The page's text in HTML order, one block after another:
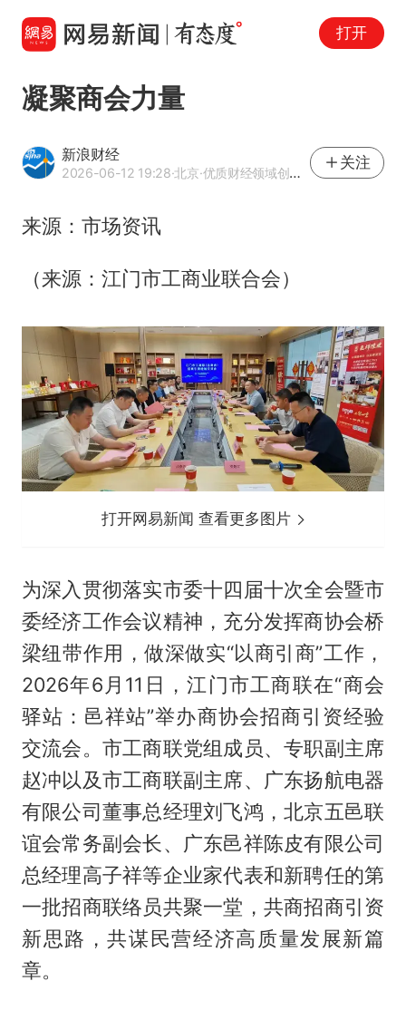
打开
凝聚商会力量
新浪财经
2026-06-12 19:28·北京·优质财经领域创作者
关注
来源：市场资讯
（来源：江门市工商业联合会）
打开网易新闻 查看更多图片
为深入贯彻落实市委十四届十次全会暨市
委经济工作会议精神，充分发挥商协会桥
梁纽带作用，做深做实“以商引商”工作，
2026年6月11日，江门市工商联在“商会
驿站：邑祥站”举办商协会招商引资经验
交流会。市工商联党组成员、专职副主席
赵冲以及市工商联副主席、广东扬航电器
有限公司董事总经理刘飞鸿，北京五邑联
谊会常务副会长、广东邑祥陈皮有限公司
总经理高子祥等企业家代表和新聘任的第
一批招商联络员共聚一堂，共商招商引资
新思路，共谋民营经济高质量发展新篇
章。